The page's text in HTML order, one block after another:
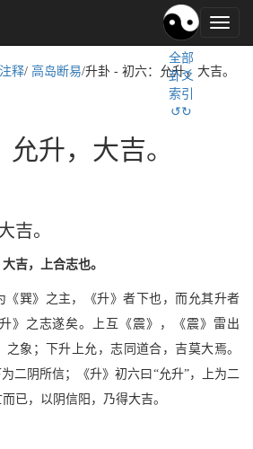
易
经
化,
全部
卦爻
索引
↺↻
释/ 高岛断易/升卦 - 初六：允升，大吉。
允升，大吉。
吉。
吉，上合志也。
《巽》之主，《升》者下也，而允其升者
》之志遂矣。上互《震》，《震》雷出
象；下升上允，志同道合，吉莫大焉。
为二阴所信；《升》初六曰“允升”，上为二
已，以阴信阳，乃得大吉。